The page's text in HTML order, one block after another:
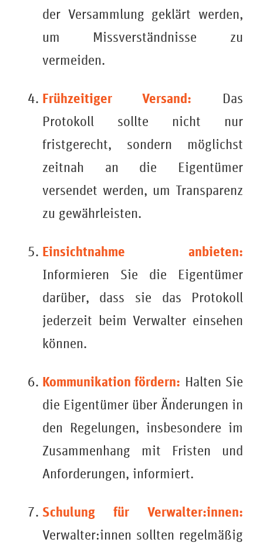
der Versammlung geklärt werden,
um Missverständnisse zu
vermeiden.
Frühzeitiger Versand: Das
Protokoll sollte nicht nur
fristgerecht, sondern möglichst
zeitnah an die Eigentümer
versendet werden, um Transparenz
zu gewährleisten.
Einsichtnahme anbieten:
Informieren Sie die Eigentümer
darüber, dass sie das Protokoll
jederzeit beim Verwalter einsehen
können.
Kommunikation fördern: Halten Sie
die Eigentümer über Änderungen in
den Regelungen, insbesondere im
Zusammenhang mit Fristen und
Anforderungen, informiert.
Schulung für Verwalter:innen:
Verwalter:innen sollten regelmäßig